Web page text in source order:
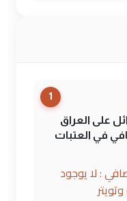
1
على العراق
في العتبات
: لا يوجود